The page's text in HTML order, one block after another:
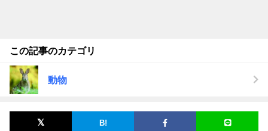
この記事のカテゴリ
動物